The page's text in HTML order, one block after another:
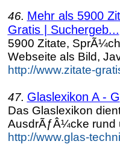
46. Mehr als 5900
Gratis | Suchergeb...
5900 Zitate,
Webseite als Bild,
http://www.zitate-
47. Glaslexikon A - G
Das Glaslexikon
AusdrÃƒÂ¼cke rund
http://www.glas-